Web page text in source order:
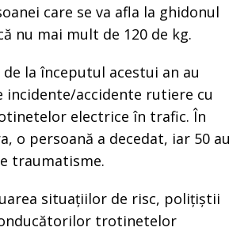
care se va afla la ghidonul
nu mai mult de 120 de kg.
de la începutul acestui an au
incidente/accidente rutiere cu
electrice în trafic. În
o persoană a decedat, iar 50 au
traumatisme.
situațiilor de risc, polițiștii
trotinetelor